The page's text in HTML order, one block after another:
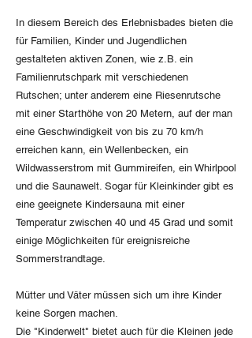
In diesem Bereich des Erlebnisbades bieten die
für Familien, Kinder und Jugendlichen
gestalteten aktiven Zonen, wie z.B. ein
Familienrutschpark mit verschiedenen
Rutschen; unter anderem eine Riesenrutsche
mit einer Starthöhe von 20 Metern, auf der man
eine Geschwindigkeit von bis zu 70 km/h
erreichen kann, ein Wellenbecken, ein
Wildwasserstrom mit Gummireifen, ein Whirlpool
und die Saunawelt. Sogar für Kleinkinder gibt es
eine geeignete Kindersauna mit einer
Temperatur zwischen 40 und 45 Grad und somit
einige Möglichkeiten für ereignisreiche
Sommerstrandtage.
Mütter und Väter müssen sich um ihre Kinder
keine Sorgen machen.
Die "Kinderwelt" bietet auch für die Kleinen jede